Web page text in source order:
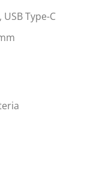
Type-C